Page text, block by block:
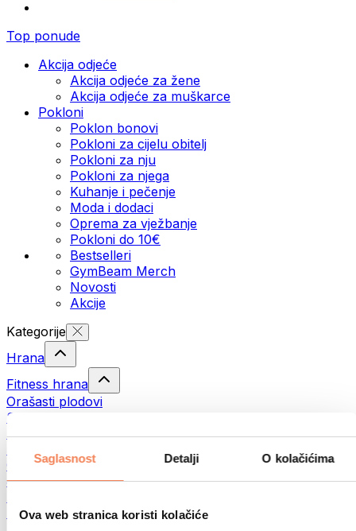
Saglasnost Detalji O kolačićima
Ova web stranica koristi kolačiće
Top ponude
Akcija odjeće
Akcija odjeće za žene
Akcija odjeće za muškarce
Pokloni
Poklon bonovi
Pokloni za cijelu obitelj
Pokloni za nju
Pokloni za njega
Kuhanje i pečenje
Moda i dodaci
Oprema za vježbanje
Pokloni do 10€
Bestselleri
GymBeam Merch
Novosti
Akcije
Kategorije
Hrana
Fitness hrana
Orašasti plodovi
Sjemenke
Namazi i paste
Gotovi obroci
Jaja
Meso